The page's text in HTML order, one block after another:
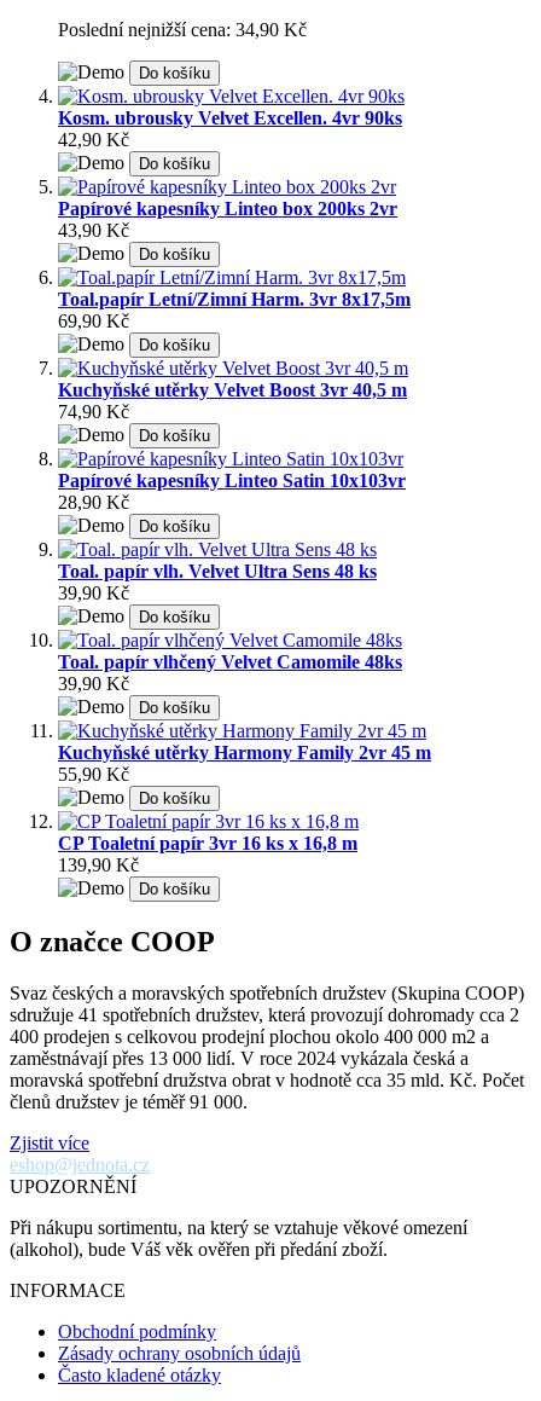
Poslední nejnižší cena: 34,90 Kč
Do košíku
Kosm. ubrousky Velvet Excellen. 4vr 90ks
42,90 Kč
Do košíku
Papírové kapesníky Linteo box 200ks 2vr
43,90 Kč
Do košíku
Toal.papír Letní/Zimní Harm. 3vr 8x17,5m
69,90 Kč
Do košíku
Kuchyňské utěrky Velvet Boost 3vr 40,5 m
74,90 Kč
Do košíku
Papírové kapesníky Linteo Satin 10x103vr
28,90 Kč
Do košíku
Toal. papír vlh. Velvet Ultra Sens 48 ks
39,90 Kč
Do košíku
Toal. papír vlhčený Velvet Camomile 48ks
39,90 Kč
Do košíku
Kuchyňské utěrky Harmony Family 2vr 45 m
55,90 Kč
Do košíku
CP Toaletní papír 3vr 16 ks x 16,8 m
139,90 Kč
Do košíku
O značce COOP
Svaz českých a moravských spotřebních družstev (Skupina COOP)
sdružuje 41 spotřebních družstev, která provozují dohromady cca 2
400 prodejen s celkovou prodejní plochou okolo 400 000 m2 a
zaměstnávají přes 13 000 lidí. V roce 2024 vykázala česká a
moravská spotřební družstva obrat v hodnotě cca 35 mld. Kč. Počet
členů družstev je téměř 91 000.
Zjistit více
eshop@jednota.cz
UPOZORNĚNÍ
Při nákupu sortimentu, na který se vztahuje věkové omezení
(alkohol), bude Váš věk ověřen při předání zboží.
INFORMACE
Obchodní podmínky
Zásady ochrany osobních údajů
Často kladené otázky